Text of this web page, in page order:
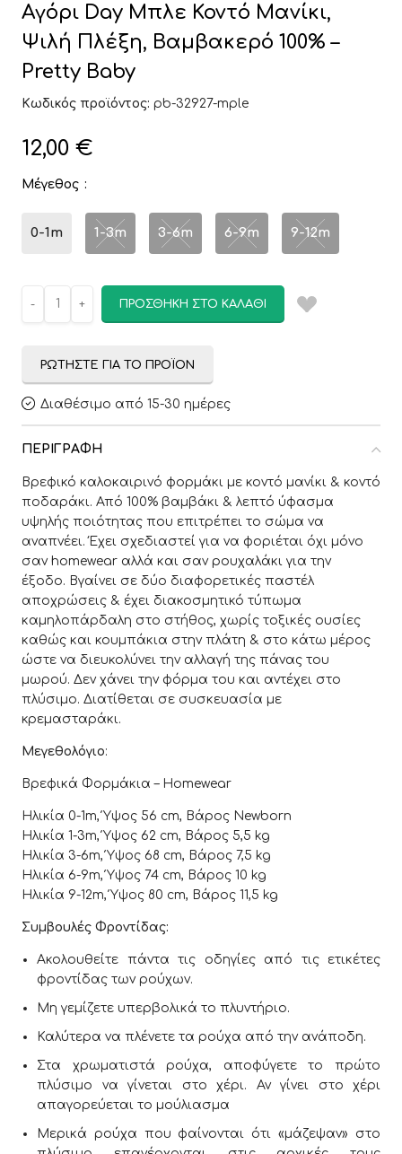
Αγόρι Day Μπλε Κοντό Μανίκι,
Ψιλή Πλέξη, Βαμβακερό 100% –
Pretty Baby
Κωδικός προϊόντος: pb-32927-mple
12,00 €
Μέγεθος
0-1m 1-3m 3-6m 6-9m 9-12m
ΠΡΟΣΘΉΚΗ ΣΤΟ ΚΑΛΆΘΙ
ΡΩΤΉΣΤΕ ΓΙΑ ΤΟ ΠΡΟΪΌΝ
Διαθέσιμο από 15-30 ημέρες
ΠΕΡΙΓΡΑΦΉ
Βρεφικό καλοκαιρινό φορμάκι με κοντό μανίκι & κοντό
ποδαράκι. Από 100% βαμβάκι & λεπτό ύφασμα
υψηλής ποιότητας που επιτρέπει το σώμα να
αναπνέει. Έχει σχεδιαστεί για να φοριέται όχι μόνο
σαν homewear αλλά και σαν ρουχαλάκι για την
έξοδο. Βγαίνει σε δύο διαφορετικές παστέλ
αποχρώσεις & έχει διακοσμητικό τύπωμα
καμηλοπάρδαλη στο στήθος, χωρίς τοξικές ουσίες
καθώς και κουμπάκια στην πλάτη & στο κάτω μέρος
ώστε να διευκολύνει την αλλαγή της πάνας του
μωρού. Δεν χάνει την φόρμα του και αντέχει στο
πλύσιμο. Διατίθεται σε συσκευασία με
κρεμασταράκι.
Μεγεθολόγιο:
Βρεφικά Φορμάκια – Homewear
Ηλικία 0-1m, Ύψος 56 cm, Βάρος Newborn
Ηλικία 1-3m, Ύψος 62 cm, Βάρος 5,5 kg
Ηλικία 3-6m, Ύψος 68 cm, Βάρος 7,5 kg
Ηλικία 6-9m, Ύψος 74 cm, Βάρος 10 kg
Ηλικία 9-12m, Ύψος 80 cm, Βάρος 11,5 kg
Συμβουλές Φροντίδας:
Ακολουθείτε πάντα τις οδηγίες από τις ετικέτες
φροντίδας των ρούχων.
Μη γεμίζετε υπερβολικά το πλυντήριο.
Καλύτερα να πλένετε τα ρούχα από την ανάποδη.
Στα χρωματιστά ρούχα, αποφύγετε το πρώτο
πλύσιμο να γίνεται στο χέρι. Αν γίνει στο χέρι
απαγορεύεται το μούλιασμα
Μερικά ρούχα που φαίνονται ότι «μάζεψαν» στο